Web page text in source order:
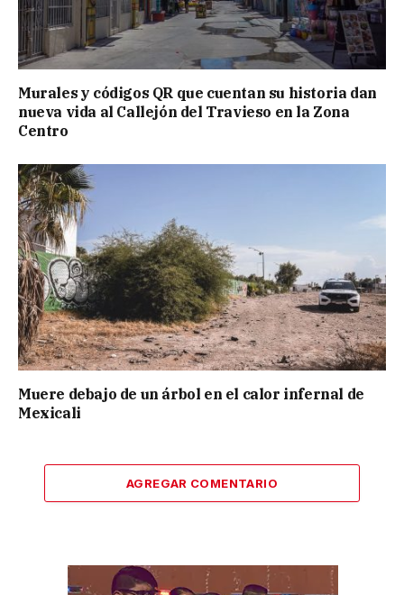
Murales y códigos QR que cuentan su historia dan
nueva vida al Callejón del Travieso en la Zona
Centro
Muere debajo de un árbol en el calor infernal de
Mexicali
AGREGAR COMENTARIO